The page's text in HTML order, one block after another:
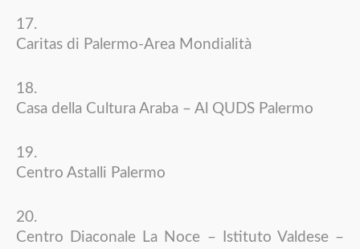
Caritas di Palermo-Area Mondialità
Casa della Cultura Araba – Al QUDS Palermo
Centro Astalli Palermo
Centro Diaconale La Noce – Istituto Valdese –